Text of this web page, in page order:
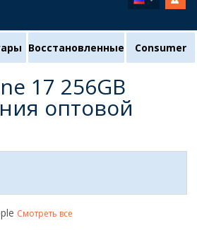
Восстановленные Consumer
17 256GB
оптовой
Смотреть все